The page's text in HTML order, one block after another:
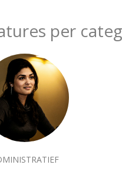
per
COMMERCIEEL